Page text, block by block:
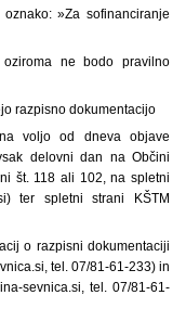
»Za sofinanciranje
ne bodo pravilno
razpisno dokumentacijo
voljo od dneva objave
delovni dan na Občini
št. 118 ali 102, na spletni
ter spletni strani KŠTM
o razpisni dokumentaciji
tel. 07/81-61-233) in
sevnica.si, tel. 07/81-61-